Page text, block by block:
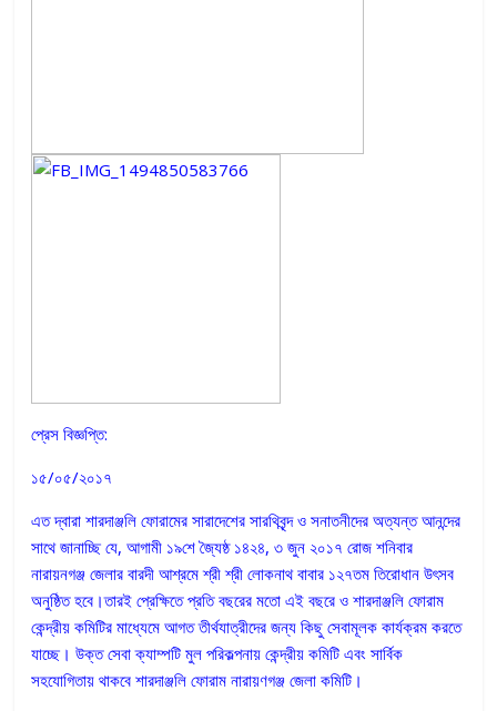
প্রেস বিজ্ঞপ্তি:
১৫/০৫/২০১৭
এত দ্বারা শারদাঞ্জলি ফোরামের সারাদেশের সারথিবৃন্দ ও সনাতনীদের অত্যন্ত আনন্দের
সাথে জানাচ্ছি যে, আগামী ১৯শে জ্যৈষ্ঠ ১৪২৪, ৩ জুন ২০১৭ রোজ শনিবার
নারায়নগঞ্জ জেলার বারদী আশ্রমে শ্রী শ্রী লোকনাথ বাবার ১২৭তম তিরোধান উৎসব
অনুষ্ঠিত হবে।তারই প্রেক্ষিতে প্রতি বছরের মতো এই বছরে ও শারদাঞ্জলি ফোরাম
কেন্দ্রীয় কমিটির মাধ্যেমে আগত তীর্থযাত্রীদের জন্য কিছু সেবামূলক কার্যক্রম করতে
যাচ্ছে। উক্ত সেবা ক্যাম্পটি মুল পরিকল্পনায় কেন্দ্রীয় কমিটি এবং সার্বিক
সহযোগিতায় থাকবে শারদাঞ্জলি ফোরাম নারায়ণগঞ্জ জেলা কমিটি।